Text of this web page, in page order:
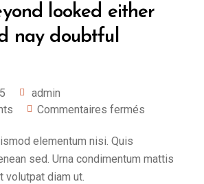
looked either
nay doubtful
admin
Commentaires fermés
elementum nisi. Quis
sed. Urna condimentum mattis
volutpat diam ut.